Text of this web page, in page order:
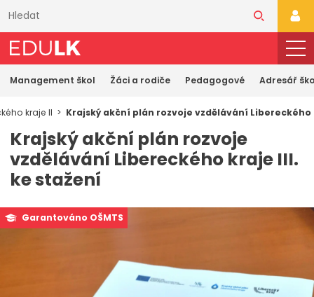
obsahu
Management škol Žáci a rodiče Pedagogové Adresář
kraje II Krajský akční plán rozvoje vzdělávání
Krajský akční plán rozvoje
vzdělávání Libereckého kraje III.
ke stažení
Garantováno OŠMTS